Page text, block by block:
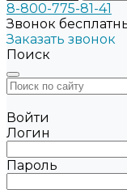
8-800-775-81-41
Звонок
Заказать звонок
Поиск
Войти
Логин
Пароль